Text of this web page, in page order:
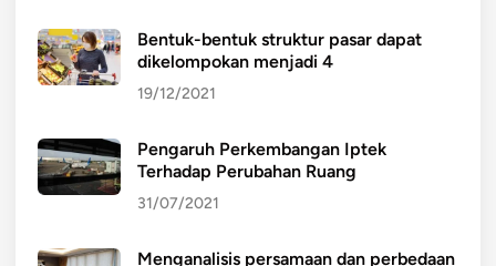
Bentuk-bentuk struktur pasar dapat
dikelompokan menjadi 4
19/12/2021
Pengaruh Perkembangan Iptek
Terhadap Perubahan Ruang
31/07/2021
Menganalisis persamaan dan perbedaan